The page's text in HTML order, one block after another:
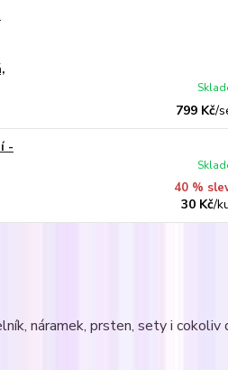
799 Kč/
-
40 %
30 Kč/
náramek, prsten, sety i cokoliv